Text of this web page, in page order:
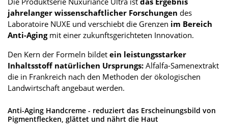
jahrelanger wissenschaftlicher Forschungen des
Laboratoire NUXE und verschiebt die Grenzen im Bereich
Anti-Agingmit einer zukunftsgerichteten Innovation.
Den Kern der Formeln bildet ein leistungsstarker
Inhaltsstoff natürlichen Ursprungs: Alfalfa-Samenextrakt
die in Frankreich nach den Methoden der ökologischen
Landwirtschaft angebaut werden.
Anti-Aging Handcreme - reduziert das Erscheinungsbild von
Pigmentflecken, glättet und nährt die Haut